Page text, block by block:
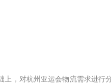
，对杭州亚运会物流需求进行